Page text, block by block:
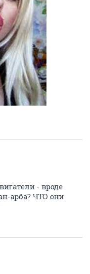
- вроде
арба? ЧТО они